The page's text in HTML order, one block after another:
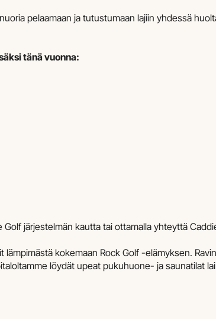
pelaamaan ja tutustumaan lajiin yhdessä
tänä vuonna:
järjestelmän kautta tai ottamalla yhteyttä
lämpimästä kokemaan Rock Golf -elämyksen.
löydät upeat pukuhuone- ja saunatilat